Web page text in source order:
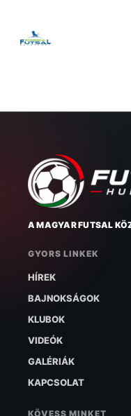
A MAGYAR FUTSAL
GYORS LINKEK
HÍREK
BAJNOKSÁGOK
KLUBOK
VIDEÓK
GALÉRIÁK
KAPCSOLAT
KÖVESS MINKET